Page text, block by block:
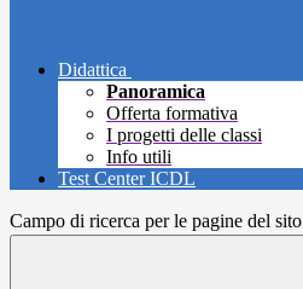
Didattica
Panoramica
Offerta formativa
I progetti delle classi
Info utili
Test Center ICDL
Campo di ricerca per le pagine del sito